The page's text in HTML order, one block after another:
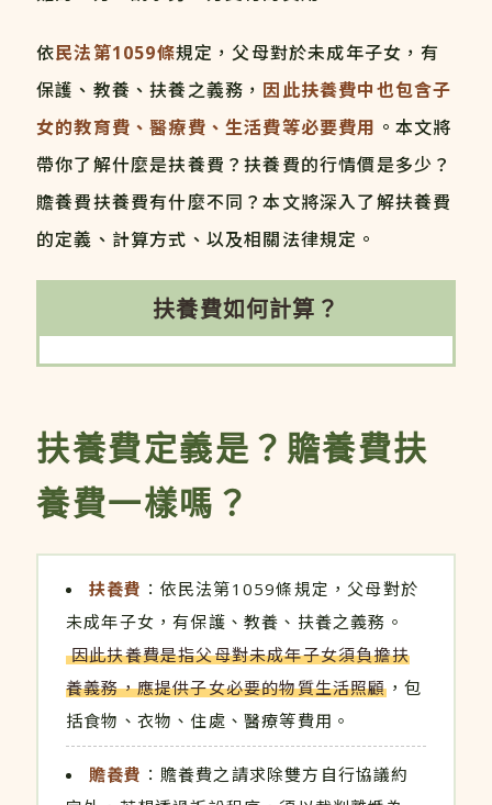
依民法第1059條規定，父母對於未成年子女，有
保護、教養、扶養之義務， 因此扶養費中也包含子
女的教育費、醫療費、生活費等必要費用 。本文將
帶你了解什麼是扶養費？扶養費的行情價是多少？
贍養費扶養費有什麼不同？本文將深入了解扶養費
的定義、計算方式、以及相關法律規定。
扶養費如何計算？
扶養費定義是？贍養費扶
養費一樣嗎？
扶養費 ：依民法第1059條規定，父母對於
未成年子女，有保護、教養、扶養之義務。
因此扶養費是指父母對未成年子女須負擔扶
養義務，應提供子女必要的物質生活照顧，包
括食物、衣物、住處、醫療等費用。
贍養費 ：贍養費之請求除雙方自行協議約